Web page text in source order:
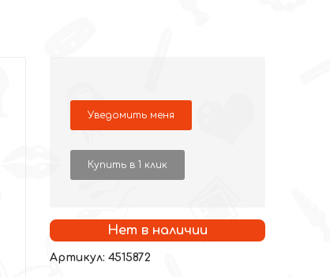
Уведомить меня
Купить в 1 клик
Нет в наличии
Артикул: 4515872